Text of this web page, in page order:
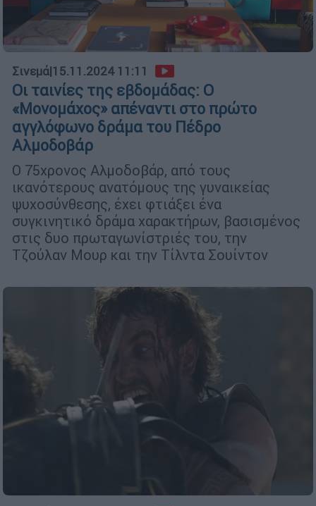
Σινεμά|15.11.2024 11:11
Οι ταινίες της εβδομάδας: Ο
«Μονομάχος» απέναντι στο πρώτο
αγγλόφωνο δράμα του Πέδρο
Αλμοδοβάρ
Ο 75χρονος Αλμοδοβάρ, από τους
ικανότερους ανατόμους της γυναικείας
ψυχοσύνθεσης, έχει φτιάξει ένα
συγκινητικό δράμα χαρακτήρων, βασισμένος
στις δυο πρωταγωνίστριές του, την
Τζούλαν Μουρ και την Τίλντα Σουίντον